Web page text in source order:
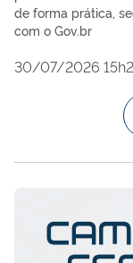
de forma prática,
com o Gov.br
30/07/2026